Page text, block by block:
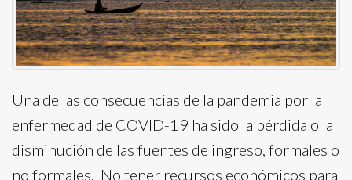
Una de las consecuencias de la pandemia por la
enfermedad de COVID-19 ha sido la pérdida o la
disminución de las fuentes de ingreso, formales o
no formales. No tener recursos económicos para